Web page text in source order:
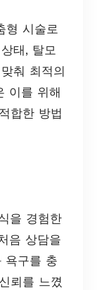
형 시술로
태, 탈모
춰 최적의
이를 위해
합한 방법
을 경험한
음 상담을
욕구를 충
뢰를 느꼈